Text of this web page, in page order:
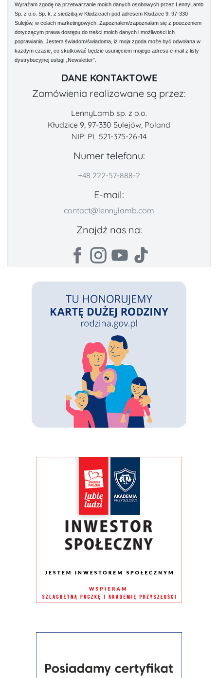
Wyrażam zgodę na przetwarzanie moich danych osobowych przez LennyLamb
Sp. z o.o. Sp. k. z siedzibą w Kłudzicach pod adresem Kłudzice 9, 97-330
Sulejów, w celach marketingowych. Zapoznałem/zapoznałam się z pouczeniem
dotyczącym prawa dostępu do treści moich danych i możliwości ich
poprawiania. Jestem świadom/świadoma, iż moja zgoda może być odwołana w
każdym czasie, co skutkować będzie usunięciem mojego adresu e-mail z listy
dystrybucyjnej usługi „Newsletter”.
DANE KONTAKTOWE
Zamówienia realizowane są przez:
LennyLamb sp. z o.o.
Kłudzice 9, 97-330 Sulejów, Poland
NIP: PL 521-375-26-14
Numer telefonu:
+48 222-57-888-2
E-mail:
contact@lennylamb.com
Znajdź nas na: